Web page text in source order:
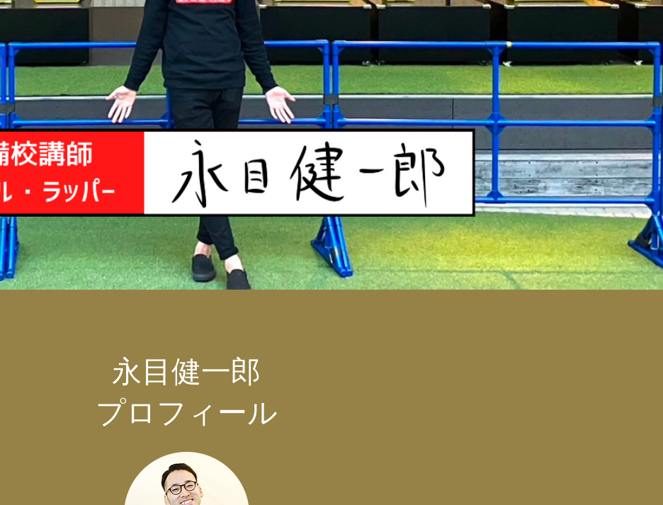
永目健一郎
プロフィール